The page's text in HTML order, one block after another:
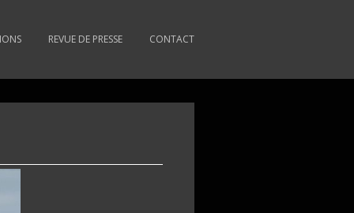
REVUE DE PRESSE CONTACT